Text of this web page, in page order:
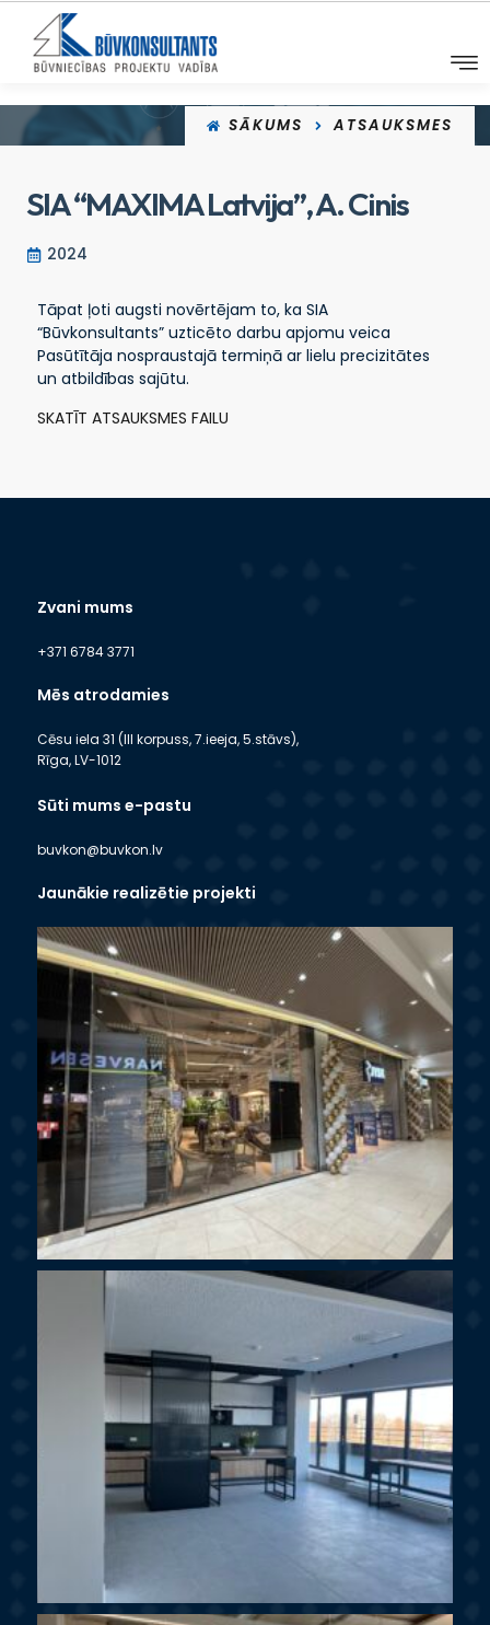
SĀKUMS ATSAUKSMES
SIA “MAXIMA Latvija”, A. Cinis
2024
Tāpat ļoti augsti novērtējam to, ka SIA
“Būvkonsultants” uzticēto darbu apjomu veica
Pasūtītāja nospraustajā termiņā ar lielu precizitātes
un atbildības sajūtu.
SKATĪT ATSAUKSMES FAILU
Zvani mums
+371 6784 3771
Mēs atrodamies
Cēsu iela 31 (III korpuss, 7.ieeja, 5.stāvs),
Rīga, LV-1012
Sūti mums e-pastu
buvkon@buvkon.lv
Jaunākie realizētie projekti